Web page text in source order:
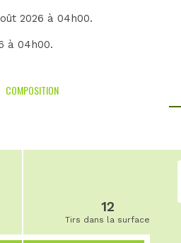
2026 à 04h00.
à 04h00.
COMPOSITION
12
Tirs dans la surface